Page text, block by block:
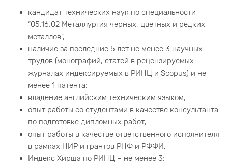
кандидат технических наук по специальности
“05.16.02 Металлургия черных, цветных и редких
металлов”,
наличие за последние 5 лет не менее 3 научных
трудов (монографий, статей в рецензируемых
журналах индексируемых в РИНЦ и Scopus) и не
менее 1 патента;
владение английским техническим языком,
опыт работы со студентами в качестве консультанта
по подготовке дипломных работ,
опыт работы в качестве ответственного исполнителя
в рамках НИР и грантов РНФ и РФФИ,
Индекс Хирша по РИНЦ – не менее 3;